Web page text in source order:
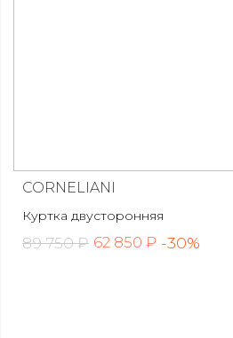
CORNELIANI
Куртка двусторонняя
89 750 ₽ 62 850 ₽ -30%